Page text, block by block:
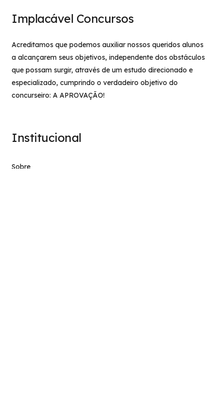
Implacável Concursos
Acreditamos que podemos auxiliar nossos queridos alunos
a alcançarem seus objetivos, independente dos obstáculos
que possam surgir, através de um estudo direcionado e
especializado, cumprindo o verdadeiro objetivo do
concurseiro: A APROVAÇÃO!
Institucional
Sobre